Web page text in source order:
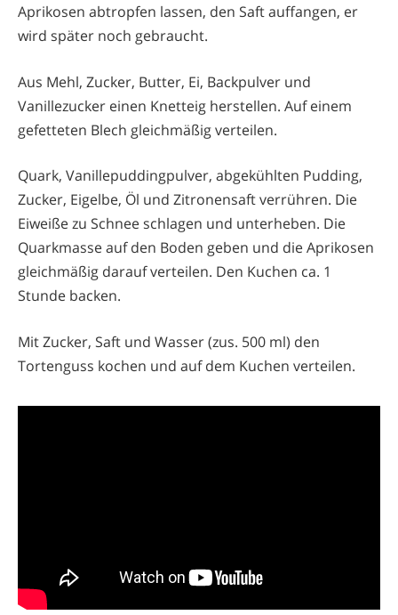
Aprikosen abtropfen lassen, den Saft auffangen, er
wird später noch gebraucht.
Aus Mehl, Zucker, Butter, Ei, Backpulver und
Vanillezucker einen Knetteig herstellen. Auf einem
gefetteten Blech gleichmäßig verteilen.
Quark, Vanillepuddingpulver, abgekühlten Pudding,
Zucker, Eigelbe, Öl und Zitronensaft verrühren. Die
Eiweiße zu Schnee schlagen und unterheben. Die
Quarkmasse auf den Boden geben und die Aprikosen
gleichmäßig darauf verteilen. Den Kuchen ca. 1
Stunde backen.
Mit Zucker, Saft und Wasser (zus. 500 ml) den
Tortenguss kochen und auf dem Kuchen verteilen.